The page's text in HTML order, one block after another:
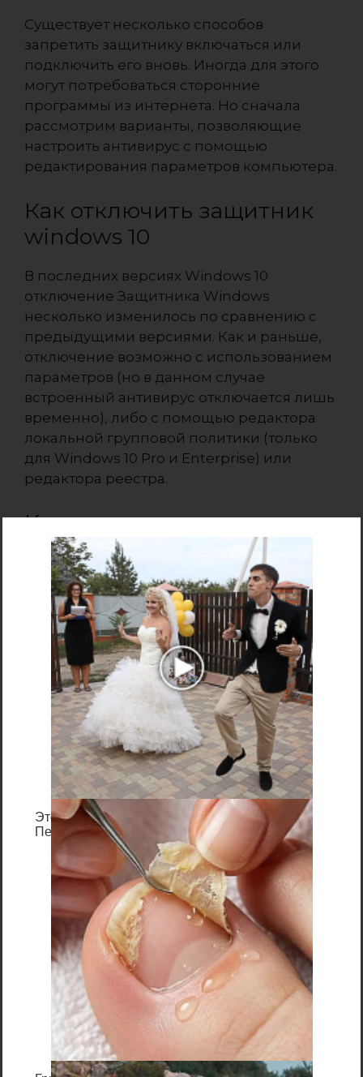
Существует несколько способов
запретить защитнику включаться или
подключить его вновь. Иногда для этого
могут потребоваться сторонние
программы из интернета. Но сначала
рассмотрим варианты, позволяющие
настроить антивирус с помощью
редактирования параметров компьютера.
Как отключить защитник
windows 10
В последних версиях Windows 10
отключение Защитника Windows
несколько изменилось по сравнению с
предыдущими версиями. Как и раньше,
отключение возможно с использованием
параметров (но в данном случае
встроенный антивирус отключается лишь
временно), либо с помощью редактора
локальной групповой политики (только
для Windows 10 Pro и Enterprise) или
редактора реестра.
Как отключить защитник
windows 10 — видео
инструкция
Ввиду того, что описываемое действие в
Windows 10 не такое уж и элементарное,
предлагаю также к просмотру видео, в
котором показано два способа
отключения защитника Windows 10.
Как отключить центр
защитника windows 10 на
время
Откройте приложение «Настройки».
Нажмите кнопку Пуск и выберите
«Параметры»
Перейти к «
Обновление
ибезопасность «
Выберите Защитник Windows
левой панели
Перейдите на страницу настройки
защитника Windows (иконка с
Этот танец невесты оставит вас без слов!
Пересмотрела 10 раз